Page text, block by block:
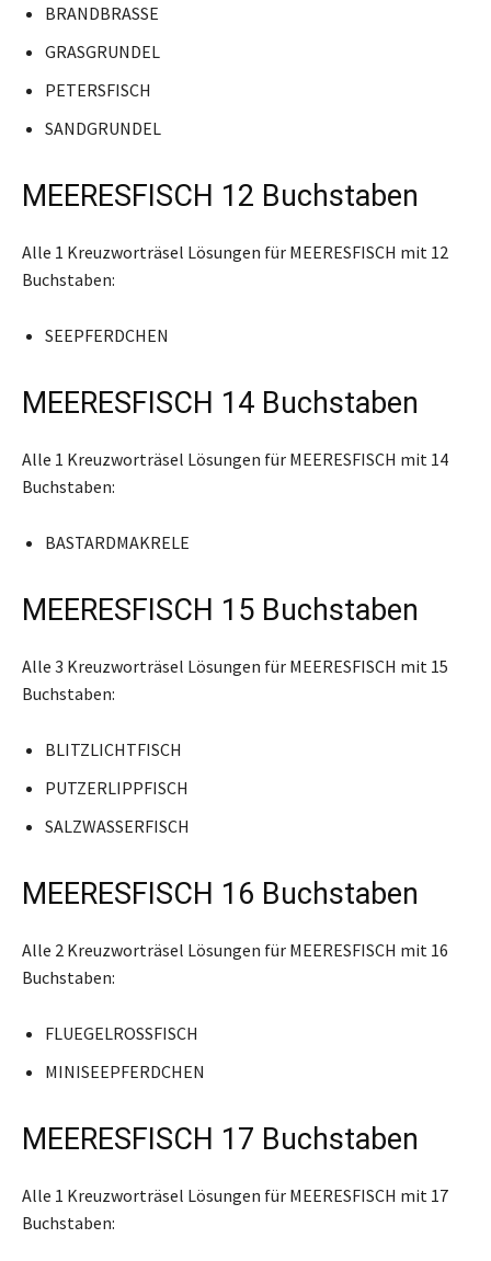
BRANDBRASSE
GRASGRUNDEL
PETERSFISCH
SANDGRUNDEL
MEERESFISCH 12 Buchstaben
Alle 1 Kreuzworträsel Lösungen für MEERESFISCH mit 12
Buchstaben:
SEEPFERDCHEN
MEERESFISCH 14 Buchstaben
Alle 1 Kreuzworträsel Lösungen für MEERESFISCH mit 14
Buchstaben:
BASTARDMAKRELE
MEERESFISCH 15 Buchstaben
Alle 3 Kreuzworträsel Lösungen für MEERESFISCH mit 15
Buchstaben:
BLITZLICHTFISCH
PUTZERLIPPFISCH
SALZWASSERFISCH
MEERESFISCH 16 Buchstaben
Alle 2 Kreuzworträsel Lösungen für MEERESFISCH mit 16
Buchstaben:
FLUEGELROSSFISCH
MINISEEPFERDCHEN
MEERESFISCH 17 Buchstaben
Alle 1 Kreuzworträsel Lösungen für MEERESFISCH mit 17
Buchstaben: